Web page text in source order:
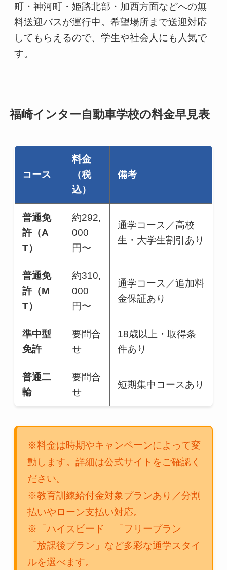
町・神河町・姫路北部・加西方面などへの無
料送迎バスが運行中。希望場所まで送迎対応
してもらえるので、学生や社会人にも人気で
す。
福崎インター自動車学校の料金早見表
コース
料金
（税
込）
備考
普通免
許（A
T）
約292,
000
円〜
通学コース／高校
生・大学生割引あり
普通免
許（M
T）
約310,
000
円〜
通学コース／追加料
金保証あり
準中型
免許
要問合
せ
18歳以上・取得条
件あり
普通二
輪
要問合
せ
短期集中コースあり
※料金は時期やキャンペーンによって変
動します。詳細は公式サイトをご確認く
ださい。
※教育訓練給付金対象プランあり／分割
払いやローン支払い対応。
※「ハイスピード」「フリープラン」
「放課後プラン」など多彩な通学スタイ
ルを選べます。